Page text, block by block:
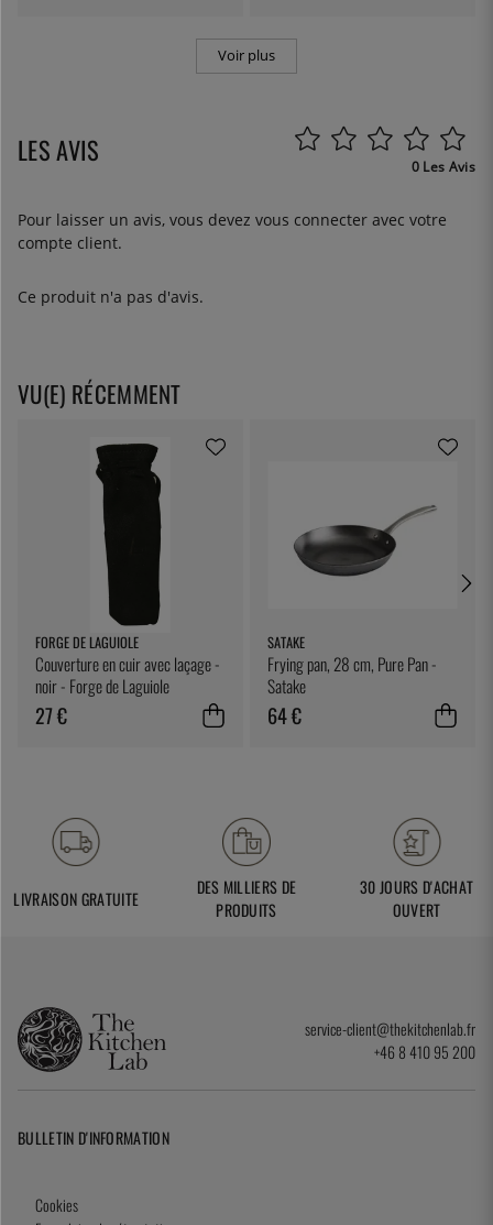
Voir plus
LES AVIS 0 Les Avis
Pour laisser un avis, vous devez vous connecter avec votre
compte client.
Ce produit n'a pas d'avis.
VU(E) RÉCEMMENT
FORGE DE LAGUIOLE
Couverture en cuir avec laçage -
noir - Forge de Laguiole
27 €
SATAKE
Frying pan, 28 cm, Pure Pan -
Satake
64 €
LIVRAISON GRATUITE
DES MILLIERS DE
PRODUITS
30 JOURS D'ACHAT
OUVERT
service-client@thekitchenlab.fr
+46 8 410 95 200
BULLETIN D'INFORMATION
Cookies